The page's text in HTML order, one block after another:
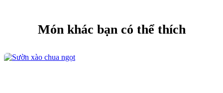
Món khác bạn có thể thích